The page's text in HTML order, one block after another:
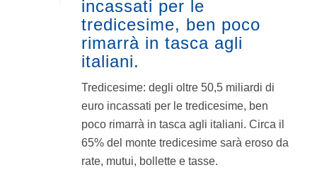
incassati per le
tredicesime, ben poco
rimarrà in tasca agli
italiani.
Tredicesime: degli oltre 50,5 miliardi di
euro incassati per le tredicesime, ben
poco rimarrà in tasca agli italiani. Circa il
65% del monte tredicesime sarà eroso da
rate, mutui, bollette e tasse.